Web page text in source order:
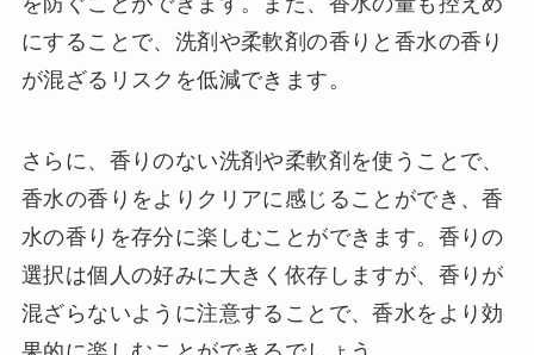
にすることで、洗剤や柔軟剤の香りと香水の香り
が混ざるリスクを低減できます。
さらに、香りのない洗剤や柔軟剤を使うことで、
香水の香りをよりクリアに感じることができ、香
水の香りを存分に楽しむことができます。香りの
選択は個人の好みに大きく依存しますが、香りが
混ざらないように注意することで、香水をより効